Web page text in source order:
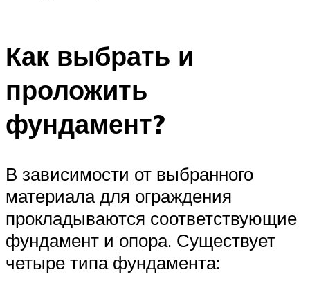
Как выбрать и
проложить
фундамент?
В зависимости от выбранного
материала для ограждения
прокладываются соответствующие
фундамент и опора. Существует
четыре типа фундамента: